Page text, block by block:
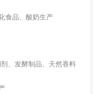
食品、酸奶生产
、发酵制品、天然香料